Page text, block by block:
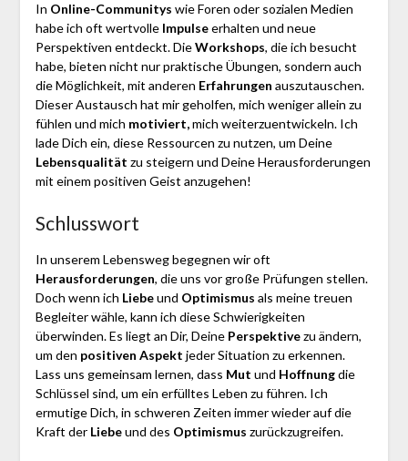
In Online-Communitys wie Foren oder sozialen Medien
habe ich oft wertvolle Impulseerhalten und neue
Perspektiven entdeckt. DieWorkshops, die ich besucht
habe, bieten nicht nur praktische Übungen, sondern auch
die Möglichkeit, mit anderen Erfahrungen auszutauschen.
Dieser Austausch hat mir geholfen, mich weniger allein zu
fühlen und mich motiviert,mich weiterzuentwickeln. Ich
lade Dich ein, diese Ressourcen zu nutzen, um Deine
Lebensqualität zu steigern und Deine Herausforderungen
mit einem positiven Geist anzugehen!
Schlusswort
In unserem Lebensweg begegnen wir oft
Herausforderungen, die uns vor große Prüfungen stellen.
Doch wenn ich Liebeund Optimismus als meine treuen
Begleiter wähle, kann ich diese Schwierigkeiten
überwinden. Es liegt an Dir, Deine Perspektivezu ändern,
um den positiven Aspekt jeder Situation zu erkennen.
Lass uns gemeinsam lernen, dass Mut und Hoffnungdie
Schlüssel sind, um ein erfülltes Leben zu führen. Ich
ermutige Dich, in schweren Zeiten immer wieder auf die
Kraft der Liebeund des Optimismus zurückzugreifen.